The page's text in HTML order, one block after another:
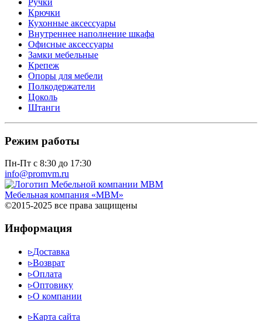
Ручки
Крючки
Кухонные аксессуары
Внутреннее наполнение шкафа
Офисные аксессуары
Замки мебельные
Крепеж
Опоры для мебели
Полкодержатели
Цоколь
Штанги
Режим работы
Пн-Пт с 8:30 до 17:30
info@promvm.ru
Мебельная компания «МВМ»
©2015-2025 все права защищены
Информация
▹Доставка
▹Возврат
▹Оплата
▹Оптовику
▹О компании
▹Карта сайта